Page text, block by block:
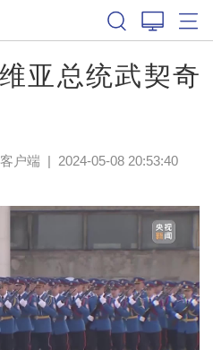
亚总统武契奇
户端 | 2024-05-08 20:53:40